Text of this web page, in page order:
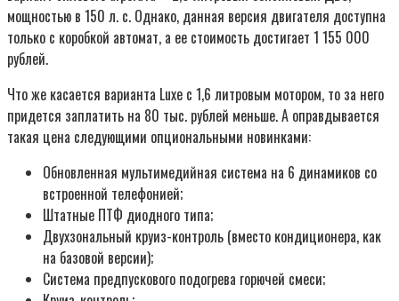
мощностью в 150 л. с. Однако, данная версия двигателя доступна
только с коробкой автомат, а ее стоимость достигает 1 155 000
рублей.
Что же касается варианта Luxe с 1,6 литровым мотором, то за него
придется заплатить на 80 тыс. рублей меньше. А оправдывается
такая цена следующими опциональными новинками:
Обновленная мультимедийная система на 6 динамиков со
встроенной телефонией;
Штатные ПТФ диодного типа;
Двухзональный круиз-контроль (вместо кондиционера, как
на базовой версии);
Система предпускового подогрева горючей смеси;